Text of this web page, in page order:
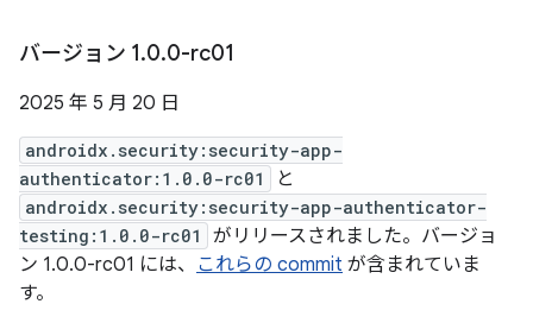
バージョン 1.0.0-rc01
2025 年 5 月 20 日
androidx.security:security-app-
authenticator:1.0.0-rc01
と
androidx.security:security-app-authenticator-
testing:1.0.0-rc01
がリリースされました。バージョ
ン 1.0.0-rc01 には、 これらの commit が含まれていま
す。